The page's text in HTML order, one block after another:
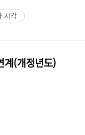
시각
계(개정년도)